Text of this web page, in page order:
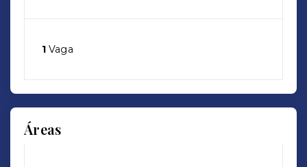
1 Vaga
Áreas